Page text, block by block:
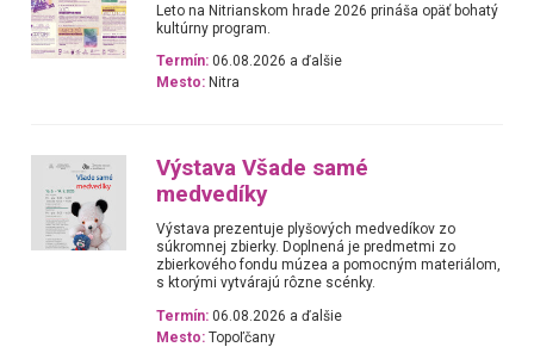
Leto na Nitrianskom hrade 2026 prináša opäť bohatý
kultúrny program.
Termín: 06.08.2026 a ďalšie
Mesto: Nitra
Výstava Všade samé
medvedíky
Výstava prezentuje plyšových medvedíkov zo
súkromnej zbierky. Doplnená je predmetmi zo
zbierkového fondu múzea a pomocným materiálom,
s ktorými vytvárajú rôzne scénky.
Termín: 06.08.2026 a ďalšie
Mesto: Topoľčany